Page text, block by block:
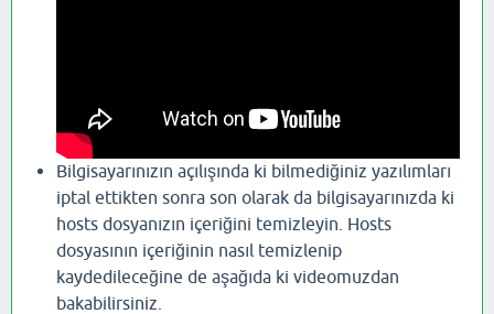
Bilgisayarınızın açılışında ki bilmediğiniz yazılımları
iptal ettikten sonra son olarak da bilgisayarınızda ki
hosts dosyanızın içeriğini temizleyin. Hosts
dosyasının içeriğinin nasıl temizlenip
kaydedileceğine de aşağıda ki videomuzdan
bakabilirsiniz.